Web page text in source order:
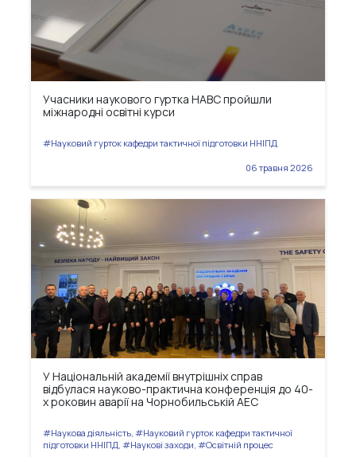
Учасники наукового гуртка НАВС пройшли
міжнародні освітні курси
#Науковий гурток кафедри тактичної підготовки ННІПД
06 травня 2026
У Національній академії внутрішніх справ
відбулася науково-практична конференція до 40-
х роковин аварії на Чорнобильській АЕС
#Наукова діяльність, #Науковий гурток кафедри тактичної
підготовки ННІПД, #Наукові заходи, #Освітній процес